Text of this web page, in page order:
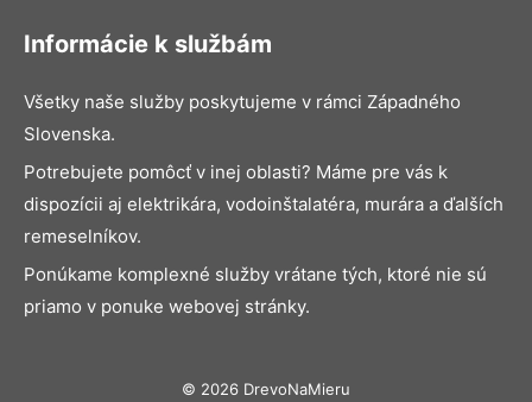
Informácie k službám
Všetky naše služby poskytujeme v rámci Západného
Slovenska.
Potrebujete pomôcť v inej oblasti? Máme pre vás k
dispozícii aj elektrikára, vodoinštalatéra, murára a ďalších
remeselníkov.
Ponúkame komplexné služby vrátane tých, ktoré nie sú
priamo v ponuke webovej stránky.
© 2026 DrevoNaMieru